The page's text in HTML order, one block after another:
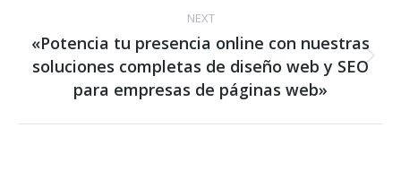
NEXT
Next
post:
«Potencia tu presencia online con nuestras
soluciones completas de diseño web y SEO
para empresas de páginas web»